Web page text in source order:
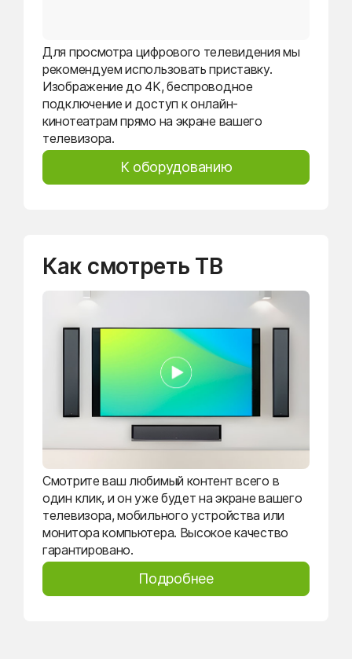
Для просмотра цифрового телевидения мы
рекомендуем использовать приставку.
Изображение до 4K, беспроводное
подключение и доступ к онлайн-
кинотеатрам прямо на экране вашего
телевизора.
К оборудованию
Как смотреть ТВ
Смотрите ваш любимый контент всего в
один клик, и он уже будет на экране вашего
телевизора, мобильного устройства или
монитора компьютера. Высокое качество
гарантировано.
Подробнее